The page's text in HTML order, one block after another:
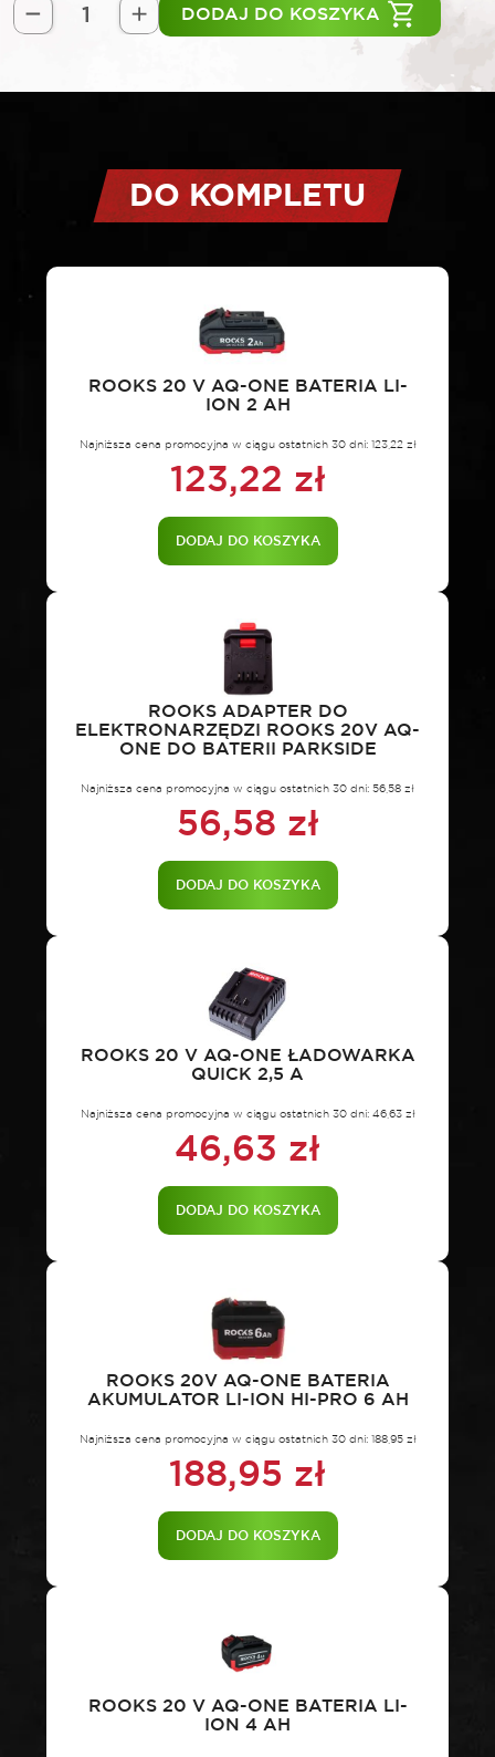
ilość
łańcuchowa
na
2,65
osprzętu
DODAJ DO KOSZYKA
DO KOMPLETU
ROOKS 20 V AQ-ONE BATERIA LI-
ION 2 AH
Najniższa cena promocyjna w ciągu ostatnich 30 dni: 123,22 zł
123,22 zł
DODAJ DO KOSZYKA
ROOKS ADAPTER DO
ELEKTRONARZĘDZI ROOKS 20V AQ-
ONE DO BATERII PARKSIDE
Najniższa cena promocyjna w ciągu ostatnich 30 dni: 56,58 zł
56,58 zł
DODAJ DO KOSZYKA
ROOKS 20 V AQ-ONE ŁADOWARKA
QUICK 2,5 A
Najniższa cena promocyjna w ciągu ostatnich 30 dni: 46,63 zł
46,63 zł
DODAJ DO KOSZYKA
ROOKS 20V AQ-ONE BATERIA
AKUMULATOR LI-ION HI-PRO 6 AH
Najniższa cena promocyjna w ciągu ostatnich 30 dni: 188,95 zł
188,95 zł
DODAJ DO KOSZYKA
ROOKS 20 V AQ-ONE BATERIA LI-
ION 4 AH